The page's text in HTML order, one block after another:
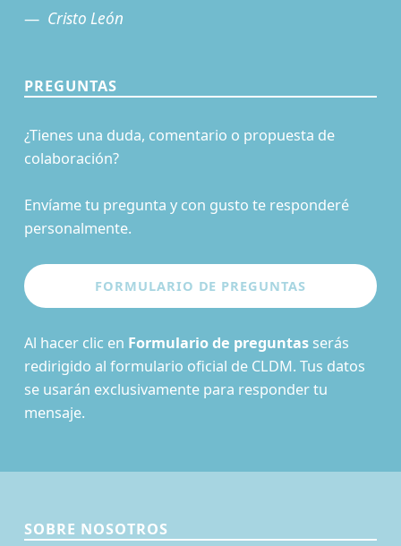
Cristo León
PREGUNTAS
¿Tienes una duda, comentario o propuesta de
colaboración?
Envíame tu pregunta y con gusto te responderé
personalmente.
Al hacer clic en Formulario de preguntasserás
redirigido al formulario oficial de CLDM. Tus datos
se usarán exclusivamente para responder tu
mensaje.
SOBRE NOSOTROS